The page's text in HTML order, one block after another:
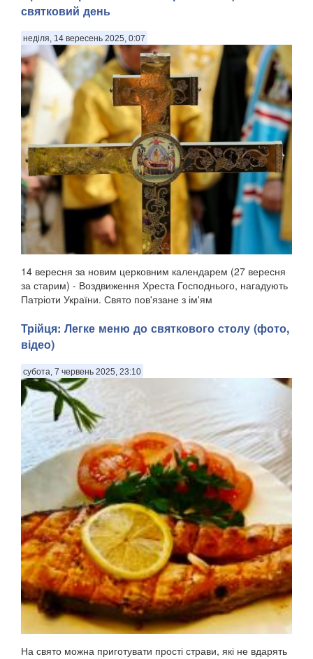
святковий день
неділя, 14 вересень 2025, 0:07
14 вересня за новим церковним календарем (27 вересня
за старим) - Воздвиження Хреста Господнього, нагадують
Патріоти України. Свято пов'язане з ім'ям
яка, згідно з церковним переказом, відшукала Хр...
Трійця: Легке меню до святкового столу (фото,
відео)
субота, 7 червень 2025, 23:10
На свято можна приготувати прості страви, які не вдарять